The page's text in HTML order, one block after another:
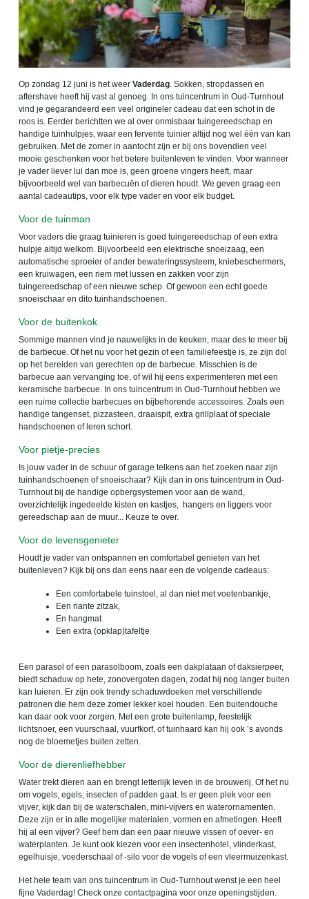
Op zondag 12 juni is het weer Vaderdag. Sokken, stropdassen en
aftershave heeft hij vast al genoeg. In ons tuincentrum in Oud-Turnhout
vind je gegarandeerd een veel origineler cadeau dat een schot in de
roos is. Eerder berichtten we al over onmisbaar tuingereedschap en
handige tuinhulpjes, waar een fervente tuinier altijd nog wel één van kan
gebruiken. Met de zomer in aantocht zijn er bij ons bovendien veel
mooie geschenken voor het betere buitenleven te vinden. Voor wanneer
je vader liever lui dan moe is, geen groene vingers heeft, maar
bijvoorbeeld wel van barbecuën of dieren houdt. We geven graag een
aantal cadeautips, voor elk type vader en voor elk budget.
Voor de tuinman
Voor vaders die graag tuinieren is goed tuingereedschap of een extra
hulpje altijd welkom. Bijvoorbeeld een elektrische snoeizaag, een
automatische sproeier of ander bewateringssysteem, kniebeschermers,
een kruiwagen, een riem met lussen en zakken voor zijn
tuingereedschap of een nieuwe schep. Of gewoon een echt goede
snoeischaar en dito tuinhandschoenen.
Voor de buitenkok
Sommige mannen vind je nauwelijks in de keuken, maar des te meer bij
de barbecue. Of het nu voor het gezin of een familiefeestje is, ze zijn dol
op het bereiden van gerechten op de barbecue. Misschien is de
barbecue aan vervanging toe, of wil hij eens experimenteren met een
keramische barbecue. In ons tuincentrum in Oud-Turnhout hebben we
een ruime collectie barbecues en bijbehorende accessoires. Zoals een
handige tangenset, pizzasteen, draaispit, extra grillplaat of speciale
handschoenen of leren schort.
Voor pietje-precies
Is jouw vader in de schuur of garage telkens aan het zoeken naar zijn
tuinhandschoenen of snoeischaar? Kijk dan in ons tuincentrum in Oud-
Turnhout bij de handige opbergsystemen voor aan de wand,
overzichtelijk ingedeelde kisten en kastjes, hangers en liggers voor
gereedschap aan de muur... Keuze te over.
Voor de levensgenieter
Houdt je vader van ontspannen en comfortabel genieten van het
buitenleven? Kijk bij ons dan eens naar een de volgende cadeaus:
Een comfortabele tuinstoel, al dan niet met voetenbankje,
Een riante zitzak,
En hangmat
Een extra (opklap)tafeltje
Een parasol of een parasolboom, zoals een dakplataan of daksierpeer,
biedt schaduw op hete, zonovergoten dagen, zodat hij nog langer buiten
kan luieren. Er zijn ook trendy schaduwdoeken met verschillende
patronen die hem deze zomer lekker koel houden. Een buitendouche
kan daar ook voor zorgen. Met een grote buitenlamp, feestelijk
lichtsnoer, een vuurschaal, vuurfkorf, of tuinhaard kan hij ook ’s avonds
nog de bloemetjes buiten zetten.
Voor de dierenliefhebber
Water trekt dieren aan en brengt letterlijk leven in de brouwerij. Of het nu
om vogels, egels, insecten of padden gaat. Is er geen plek voor een
vijver, kijk dan bij de waterschalen, mini-vijvers en waterornamenten.
Deze zijn er in alle mogelijke materialen, vormen en afmetingen. Heeft
hij al een vijver? Geef hem dan een paar nieuwe vissen of oever- en
waterplanten. Je kunt ook kiezen voor een insectenhotel, vlinderkast,
egelhuisje, voederschaal of -silo voor de vogels of een vleermuizenkast.
Het hele team van ons tuincentrum in Oud-Turnhout wenst je een heel
fijne Vaderdag! Check onze contactpagina voor onze openingstijden.